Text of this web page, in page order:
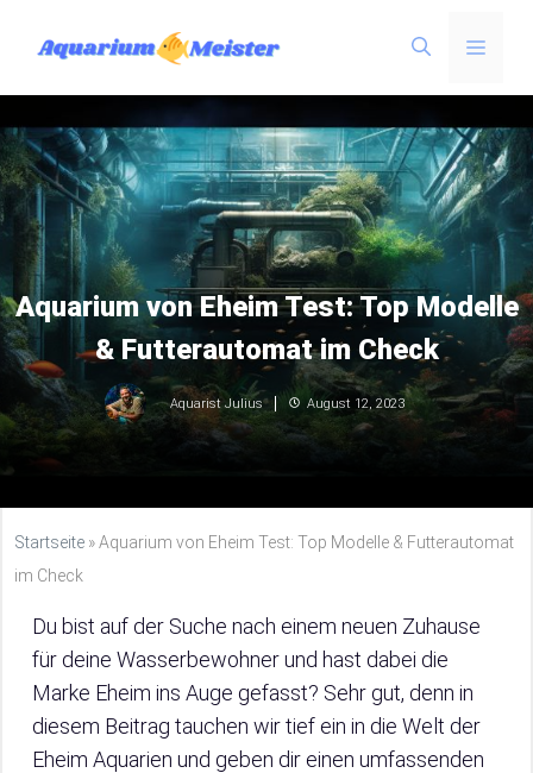
Inhalt
Menü
Aquarium von Eheim Test: Top Modelle
& Futterautomat im Check
Aquarist Julius August 12, 2023
Startseite »Aquarium von Eheim Test: Top Modelle & Futterautomat
im Check
Du bist auf der Suche nach einem neuen Zuhause
für deine Wasserbewohner und hast dabei die
Marke Eheim ins Auge gefasst? Sehr gut, denn in
diesem Beitrag tauchen wir tief ein in die Welt der
Eheim Aquarien und geben dir einen umfassenden